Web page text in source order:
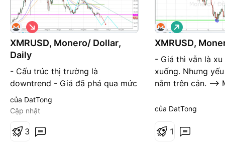
XMRUSD, Monero/ Dollar,
Daily
- Cấu trúc thị trường là
downtrend - Giá đã phá qua mức
hỗ trợ trước đó và tạo đáy thấp
hơn đáy trước --> Tiếp tục canh
G
i
á
x
u
n
g
của DatTong
Cập nhật
3
XMRUSD,
- Giá thì vẫn là
xuống. Nhưng
nằm trên cản. -->
G
i
á
l
ê
n
của DatTong
1